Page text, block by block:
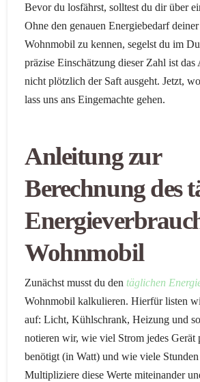
Bevor du losfährst, solltest du dir über
Ohne den genauen Energiebedarf
Wohnmobil zu kennen, segelst du im
präzise Einschätzung dieser Zahl ist
nicht plötzlich der Saft ausgeht. Jetzt,
lass uns ans Eingemachte gehen.
Anleitung zur
Berechnung des
Wohnmobil
Zunächst musst du den täglichen
Wohnmobil kalkulieren. Hierfür listen
auf: Licht, Kühlschrank, Heizung und
notieren wir, wie viel Strom jedes Gerät
benötigt (in Watt) und wie viele
Multipliziere diese Werte miteinander